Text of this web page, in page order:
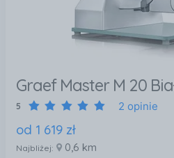
Graef Master M 20
5 2 opinie
od 1 619 zł
Najbliżej: 0,6 km